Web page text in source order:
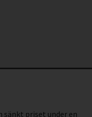
sänkt priset under en